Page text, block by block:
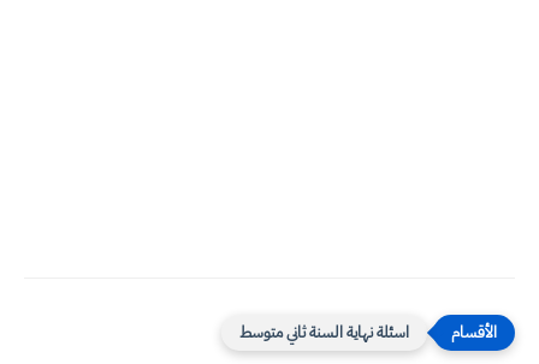
اسئلة نهاية السنة ثاني متوسط